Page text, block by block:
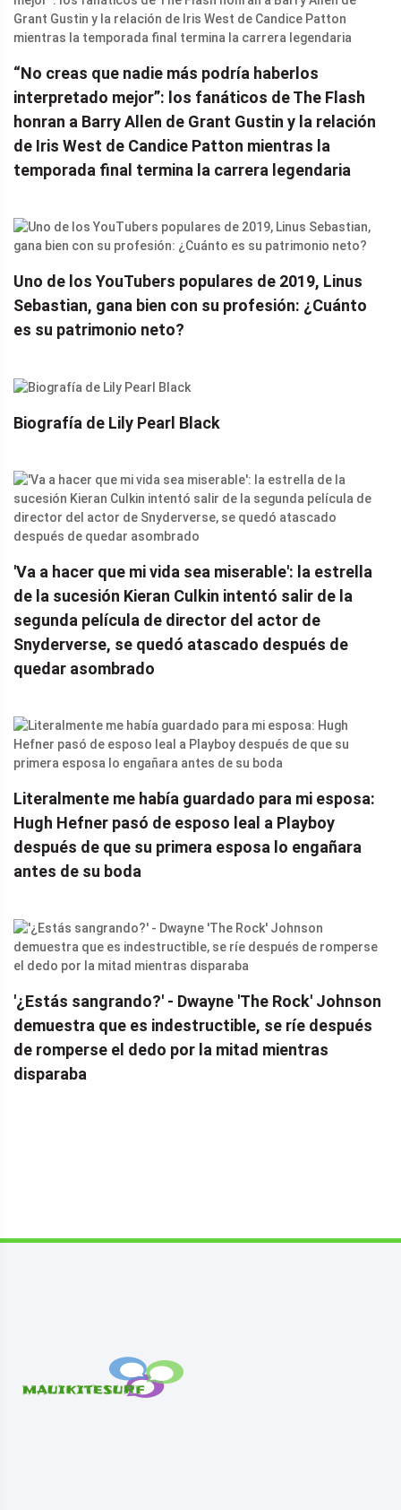
“No creas que nadie más podría haberlos
interpretado mejor”: los fanáticos de The Flash
honran a Barry Allen de Grant Gustin y la relación
de Iris West de Candice Patton mientras la
temporada final termina la carrera legendaria
Uno de los YouTubers populares de 2019, Linus
Sebastian, gana bien con su profesión: ¿Cuánto
es su patrimonio neto?
Biografía de Lily Pearl Black
'Va a hacer que mi vida sea miserable': la estrella
de la sucesión Kieran Culkin intentó salir de la
segunda película de director del actor de
Snyderverse, se quedó atascado después de
quedar asombrado
Literalmente me había guardado para mi esposa:
Hugh Hefner pasó de esposo leal a Playboy
después de que su primera esposa lo engañara
antes de su boda
'¿Estás sangrando?' - Dwayne 'The Rock' Johnson
demuestra que es indestructible, se ríe después
de romperse el dedo por la mitad mientras
disparaba